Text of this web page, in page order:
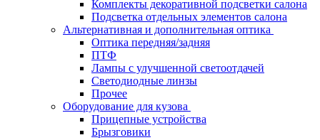
Комплекты декоративной подсветки салона
Подсветка отдельных элементов салона
Альтернативная и дополнительная оптика
Оптика передняя/задняя
ПТФ
Лампы с улучшенной светоотдачей
Светодиодные линзы
Прочее
Оборудование для кузова
Прицепные устройства
Брызговики